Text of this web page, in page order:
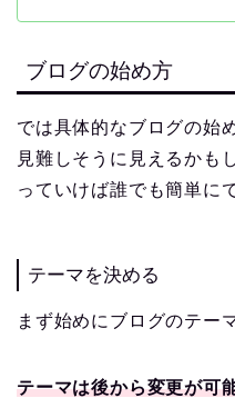
ブログの始め方
では具体的なブログの始
見難しそうに見えるかも
っていけば誰でも簡単に
テーマを決める
まず始めにブログのテー
テーマは後から変更が可